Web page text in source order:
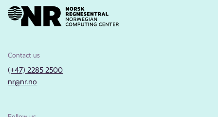
Contact us
(+47) 2285 2500
nr@nr.no